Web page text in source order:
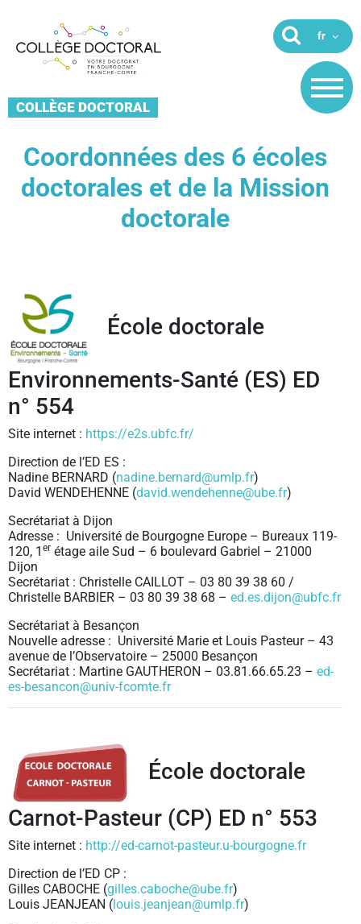
COLLÈGE DOCTORAL
Coordonnées des 6 écoles
doctorales et de la Mission
doctorale
École doctorale
Environnements-Santé (ES) ED
n° 554
Site internet : https://e2s.ubfc.fr/
Direction de l’ED ES :
Nadine BERNARD (nadine.bernard@umlp.fr)
David WENDEHENNE (david.wendehenne@ube.fr)
Secrétariat à Dijon
Adresse : Université de Bourgogne Europe – Bureaux 119-
120, 1 er étage aile Sud – 6 boulevard Gabriel – 21000
Dijon
Secrétariat : Christelle CAILLOT – 03 80 39 38 60 /
Christelle BARBIER – 03 80 39 38 68 – ed.es.dijon@ubfc.fr
Secrétariat à Besançon
Nouvelle adresse : Université Marie et Louis Pasteur – 43
avenue de l’Observatoire – 25000 Besançon
Secrétariat : Martine GAUTHERON – 03.81.66.65.23 – ed-
es-besancon@univ-fcomte.fr
École doctorale
Carnot-Pasteur (CP) ED n° 553
Site internet : http://ed-carnot-pasteur.u-bourgogne.fr
Direction de l’ED CP :
Gilles CABOCHE (gilles.caboche@ube.fr)
Louis JEANJEAN ( louis.jeanjean@umlp.fr)